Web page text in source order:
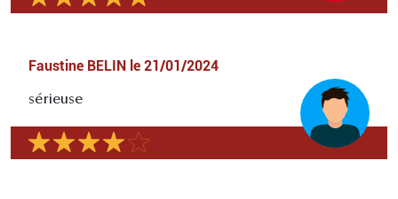
Faustine BELIN le 21/01/2024
sérieuse